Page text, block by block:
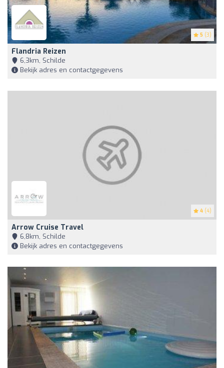
5 (3)
Flandria Reizen
6,3km, Schilde
Bekijk adres en contactgegevens
4 (4)
Arrow Cruise Travel
6,8km, Schilde
Bekijk adres en contactgegevens